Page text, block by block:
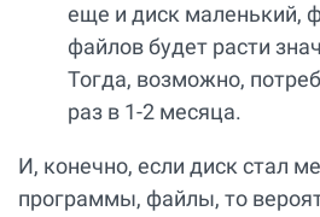
еще и диск маленький,
файлов будет расти
Тогда, возможно,
раз в 1-2 месяца.
И, конечно, если диск стал
программы, файлы, то